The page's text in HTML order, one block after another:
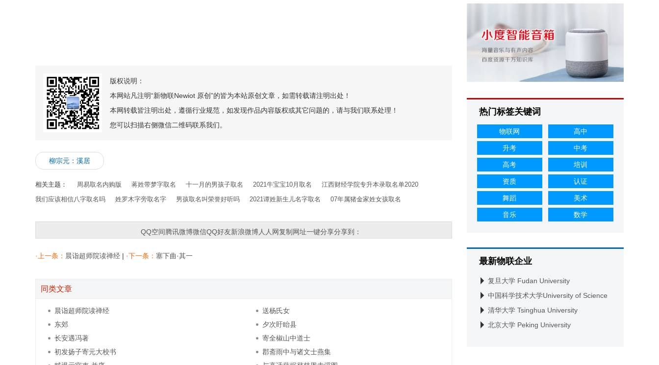
版权说明：
本网站凡注明“新物联Newiot 原创”的皆为本站原创文章，如需转载请注明出处！
本网转载皆注明出处，遵循行业规范，如发现作品内容版权或其它问题的，请与我们联系处理！
您可以扫描右侧微信二维码联系我们。
柳宗元：溪居
相关主题： 周易取名内购版 蒋姓带梦字取名 十一月的男孩子取名 2021牛宝宝10月取名
江西财经学院专升本录取名单2020
我们应该相信八字取名吗
姓罗木字旁取名字 男孩取名叫荣誉好听吗 2021谭姓新生儿名字取名 07年属猪金家姓女孩取名
QQ空间腾讯微博微信QQ好友新浪微博人人网复制网址一键分享分享到：
·上一条： 晨诣超师院读禅经 | ·下一条： 塞下曲·其一
同类文章
晨诣超师院读禅经
送杨氏女
东郊
夕次盱眙县
长安遇冯著
寄全椒山中道士
初发扬子寄元大校书
郡斋雨中与诸文士燕集
热门标签关键词
物联网 高中
升考 中考
高考 培训
资质 认证
舞蹈 美术
音乐 数学
最新物联企业
复旦大学 Fudan University
中国科学技术大学University of Science
and Technology of China
清华大学 Tsinghua University
北京大学 Peking University